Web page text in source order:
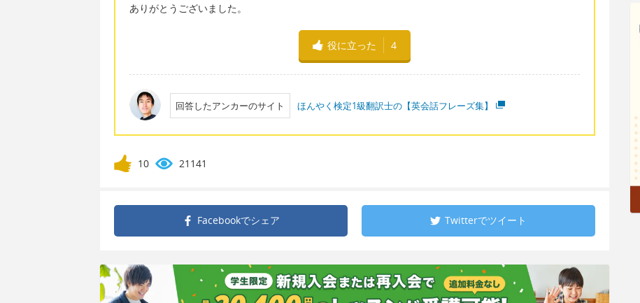
ありがとうございました。
役に立った 4
回答したアンカーのサイト ほんやく検定1級翻訳士の【英会話フレーズ集】
10 21141
Facebookでシェア Twitterでツイート